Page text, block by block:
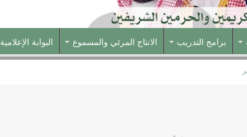
برامج التدريب الانتاج المرئي والمسموع البوابة الإعلامية